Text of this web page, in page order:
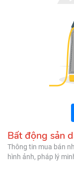
Bất động sản
Thông tin mua bán
hình ảnh, pháp lý